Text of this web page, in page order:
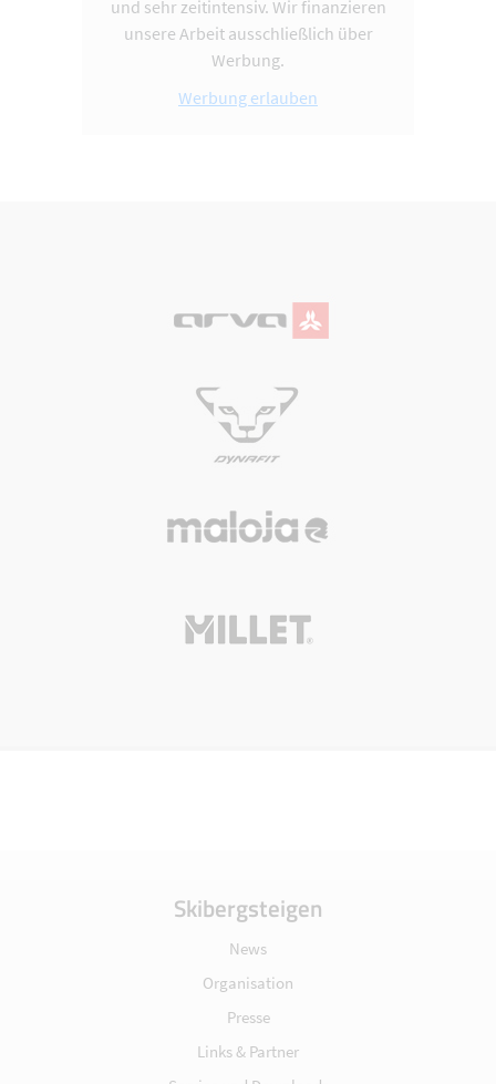
und sehr zeitintensiv. Wir finanzieren
unsere Arbeit ausschließlich über
Werbung.
Werbung erlauben
Skibergsteigen
News
Organisation
Presse
Links & Partner